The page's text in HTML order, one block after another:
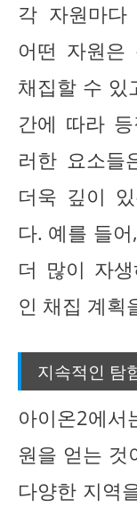
각 자원마다
어떤 자원은
채집할 수 있
간에 따라
러한 요소들
더욱 깊이
다. 예를 들
더 많이 자
인 채집 계획
지속적인 탐
아이온2에
원을 얻는 것
다양한 지역